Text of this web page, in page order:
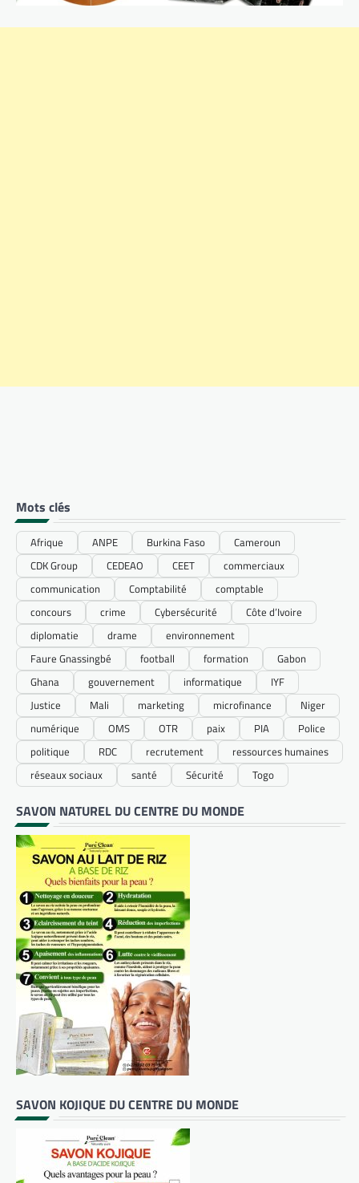
Mots clés
Afrique ANPE Burkina Faso
Cameroun
CDK Group
CEDEAO CEET
commerciaux
communication
Comptabilité
comptable
concours
crime Cybersécurité
Côte d’Ivoire
diplomatie
drame
environnement
Faure Gnassingbé
football formation
Gabon
Ghana
gouvernement informatique
IYF
Justice
Mali marketing microfinance
Niger
numérique
OMS OTR paix PIA
Police
politique
RDC recrutement
ressources humaines
réseaux sociaux
santé Sécurité Togo
SAVON NATUREL DU CENTRE DU MONDE
SAVON KOJIQUE DU CENTRE DU MONDE